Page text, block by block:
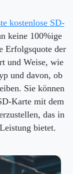
kostenlose SD-
keine 100%ige
Erfolgsquote der
und Weise, wie
und davon, ob
Sie können
Karte mit dem
das in
bietet.